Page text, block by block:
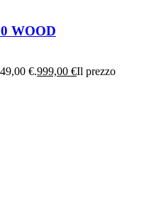
WOOD
€.999,00 €Il prezzo